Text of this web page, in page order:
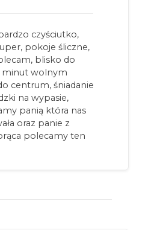
czyściutko,
pokoje śliczne,
blisko do
minut wolnym
centrum, śniadanie
na wypasie,
panią która nas
oraz panie z
polecamy ten